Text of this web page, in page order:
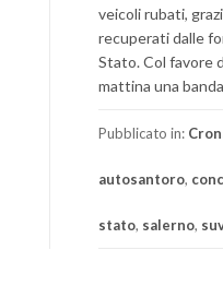
veicoli rubati,
recuperati dalle
Stato. Col favore
mattina una
Pubblicato in:
autosantoro,
stato, salerno,